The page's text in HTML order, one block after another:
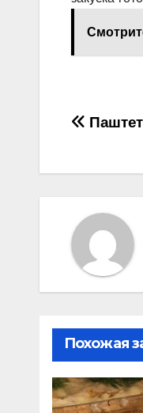
Похожая